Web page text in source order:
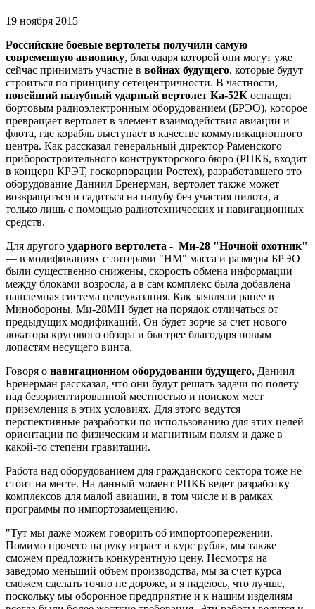
19 ноября 2015
Российские боевые вертолеты получили самую
современную авионику, благодаря которой они могут уже
сейчас принимать участие в войнах будущего, которые будут
строиться по принципу сетецентричности. В частности,
новейший палубный ударный вертолет Ка-52К оснащен
бортовым радиоэлектронным оборудованием (БРЭО), которое
превращает вертолет в элемент взаимодействия авиации и
флота, где корабль выступает в качестве коммуникационного
центра. Как рассказал генеральный директор Раменского
приборостроительного конструкторского бюро (РПКБ, входит
в концерн КРЭТ, госкорпорации Ростех), разработавшего это
оборудование Даниил Бренерман, вертолет также может
возвращаться и садиться на палубу без участия пилота, а
только лишь с помощью радиотехнических и навигационных
средств.
Для другого ударного вертолета - Ми-28 "Ночной охотник"
— в модификациях с литерами "НМ" масса и размеры БРЭО
были существенно снижены, скорость обмена информации
между блоками возросла, а в сам комплекс была добавлена
нашлемная система целеуказания. Как заявляли ранее в
Минобороны, Ми-28МН будет на порядок отличаться от
предыдущих модификаций. Он будет зорче за счет нового
локатора кругового обзора и быстрее благодаря новым
лопастям несущего винта.
Говоря о навигационном оборудовании будущего, Даниил
Бренерман рассказал, что они будут решать задачи по полету
над безориентированной местностью и поиском мест
приземления в этих условиях. Для этого ведутся
перспективные разработки по использованию для этих целей
ориентации по физическим и магнитным полям и даже в
какой-то степени гравитации.
Работа над оборудованием для гражданского сектора тоже не
стоит на месте. На данный момент РПКБ ведет разработку
комплексов для малой авиации, в том числе и в рамках
программы по импортозамещению.
"Тут мы даже можем говорить об импортоопережении.
Помимо прочего на руку играет и курс рубля, мы также
сможем предложить конкурентную цену. Несмотря на
заведомо меньший объем производства, мы за счет курса
сможем сделать точно не дороже, и я надеюсь, что лучше,
поскольку мы оборонное предприятие и к нашим изделиям